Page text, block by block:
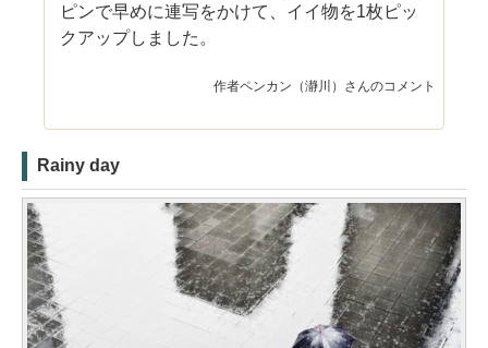
ピンで早めに連写をかけて、イイ物を1枚ピッ
クアップしました。
作者ペンカン（瀞川）さんのコメント
Rainy day